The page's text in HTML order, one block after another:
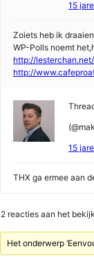
15
Zoiets heb ik
WP-Polls noemt
http://
http://
15
THX ga ermee aan
2 reacties aan het
Het onderwerp